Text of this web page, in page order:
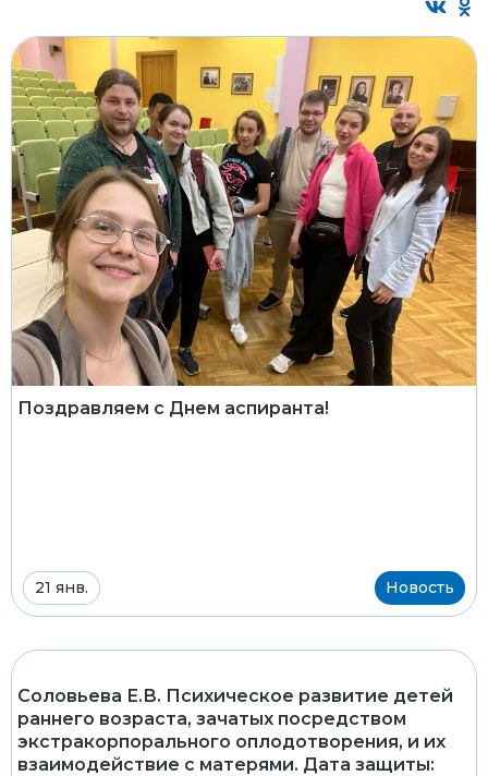
Поздравляем с Днем аспиранта!
21 янв. Новость
Соловьева Е.В. Психическое развитие детей
раннего возраста, зачатых посредством
экстракорпорального оплодотворения, и их
взаимодействие с матерями. Дата защиты: